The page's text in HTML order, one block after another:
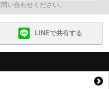
い合わせください。
LINEで共有する